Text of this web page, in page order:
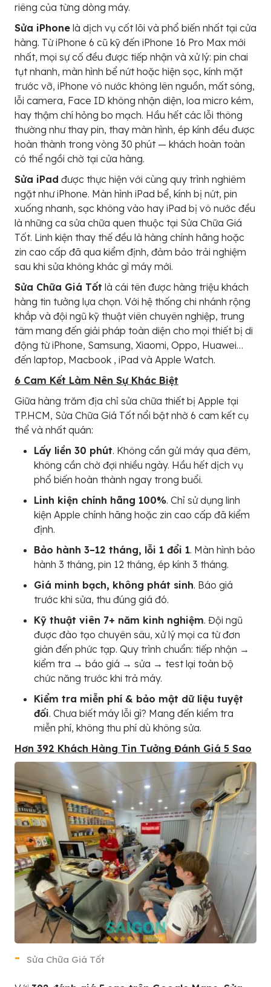
riêng của từng dòng máy.
Sửa iPhone là dịch vụ cốt lõi và phổ biến nhất tại cửa
hàng. Từ iPhone 6 cũ kỹ đến iPhone 16 Pro Max mới
nhất, mọi sự cố đều được tiếp nhận và xử lý: pin chai
tụt nhanh, màn hình bể nứt hoặc hiện sọc, kính mặt
trước vỡ, iPhone vô nước không lên nguồn, mất sóng,
lỗi camera, Face ID không nhận diện, loa micro kém,
hay thậm chí hỏng bo mạch. Hầu hết các lỗi thông
thường như thay pin, thay màn hình, ép kính đều được
hoàn thành trong vòng 30 phút — khách hoàn toàn
có thể ngồi chờ tại cửa hàng.
Sửa iPad được thực hiện với cùng quy trình nghiêm
ngặt như iPhone. Màn hình iPad bể, kính bị nứt, pin
xuống nhanh, sạc không vào hay iPad bị vô nước đều
là những ca sửa chữa quen thuộc tại Sửa Chữa Giá
Tốt. Linh kiện thay thế đều là hàng chính hãng hoặc
zin cao cấp đã qua kiểm định, đảm bảo trải nghiệm
sau khi sửa không khác gì máy mới.
Sửa Chữa Giá Tốt là cái tên được hàng triệu khách
hàng tin tưởng lựa chọn. Với hệ thống chi nhánh rộng
khắp và đội ngũ kỹ thuật viên chuyên nghiệp, trung
tâm mang đến giải pháp toàn diện cho mọi thiết bị di
động từ iPhone, Samsung, Xiaomi, Oppo, Huawei…
đến laptop, Macbook , iPad và Apple Watch.
6 Cam Kết Làm Nên Sự Khác Biệt
Giữa hàng trăm địa chỉ sửa chữa thiết bị Apple tại
TP.HCM, Sửa Chữa Giá Tốt nổi bật nhờ 6 cam kết cụ
thể và nhất quán:
Lấy liền 30 phút. Không cần gửi máy qua đêm,
không cần chờ đợi nhiều ngày. Hầu hết dịch vụ
phổ biến hoàn thành ngay trong buổi.
Linh kiện chính hãng 100%. Chỉ sử dụng linh
kiện Apple chính hãng hoặc zin cao cấp đã kiểm
định.
Bảo hành 3–12 tháng, lỗi 1 đổi 1. Màn hình bảo
hành 3 tháng, pin 12 tháng, ép kính 3 tháng.
Giá minh bạch, không phát sinh. Báo giá
trước khi sửa, thu đúng giá đó.
Kỹ thuật viên 7+ năm kinh nghiệm. Đội ngũ
được đào tạo chuyên sâu, xử lý mọi ca từ đơn
giản đến phức tạp. Quy trình chuẩn: tiếp nhận →
kiểm tra → báo giá → sửa → test lại toàn bộ
chức năng trước khi trả máy.
Kiểm tra miễn phí & bảo mật dữ liệu tuyệt
đối. Chưa biết máy lỗi gì? Mang đến kiểm tra
miễn phí, không thu phí dù không sửa.
Hơn 392 Khách Hàng Tin Tưởng Đánh Giá 5 Sao
Sửa Chữa Giá Tốt